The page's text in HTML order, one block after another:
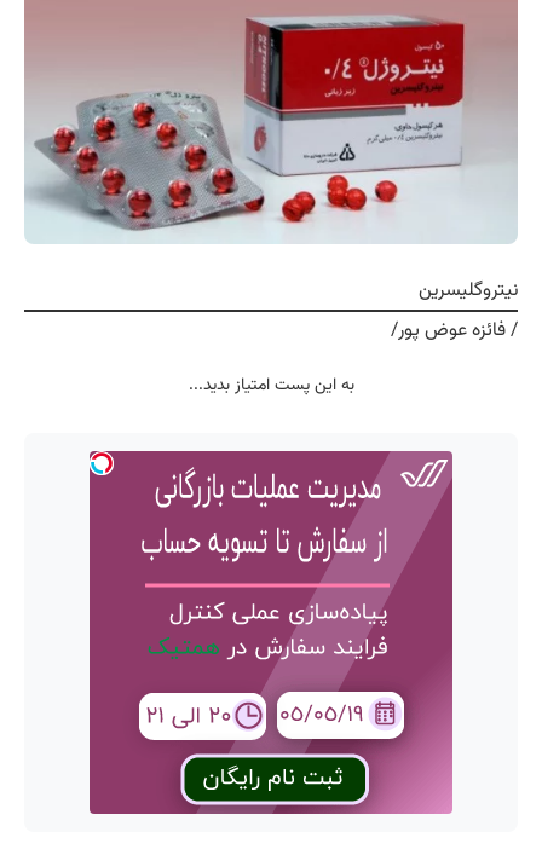
نیتروگلیسرین
/ فائزه عوض پور/
به این پست امتیاز بدید...